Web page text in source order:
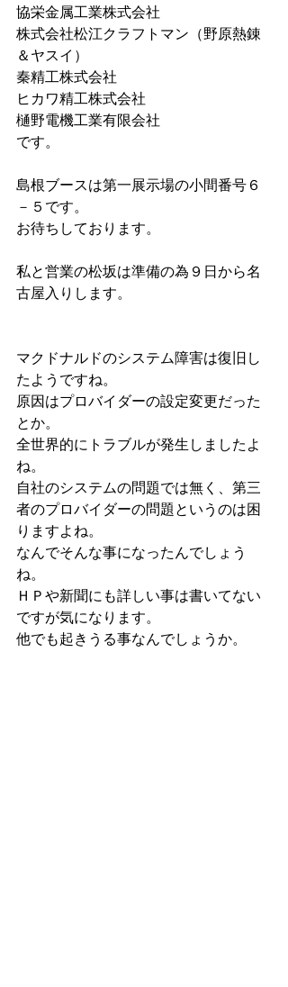
協栄金属工業株式会社
株式会社松江クラフトマン（野原熱錬
＆ヤスイ）
秦精工株式会社
ヒカワ精工株式会社
樋野電機工業有限会社
です。
島根ブースは第一展示場の小間番号６
－５です。
お待ちしております。
私と営業の松坂は準備の為９日から名
古屋入りします。
マクドナルドのシステム障害は復旧し
たようですね。
原因はプロバイダーの設定変更だった
とか。
全世界的にトラブルが発生しましたよ
ね。
自社のシステムの問題では無く、第三
者のプロバイダーの問題というのは困
りますよね。
なんでそんな事になったんでしょう
ね。
ＨＰや新聞にも詳しい事は書いてない
ですが気になります。
他でも起きうる事なんでしょうか。